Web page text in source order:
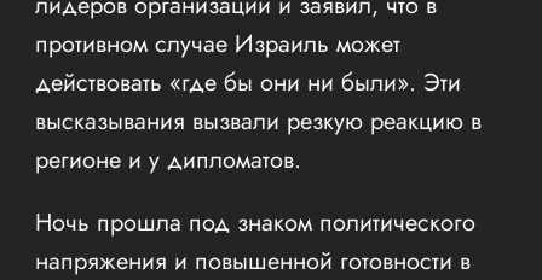
противном случае Израиль может
действовать «где бы они ни были». Эти
высказывания вызвали резкую реакцию в
регионе и у дипломатов.
Ночь прошла под знаком политического
напряжения и повышенной готовности в